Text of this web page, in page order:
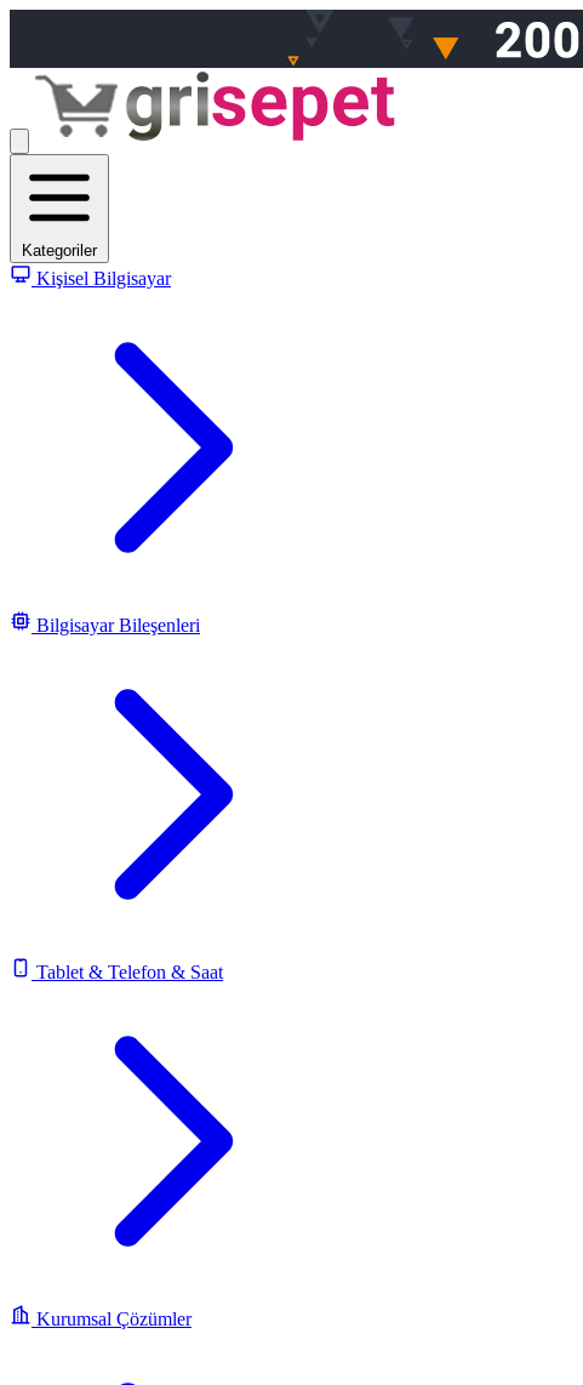
Kategoriler
Kişisel Bilgisayar
Bilgisayar Bileşenleri
Tablet & Telefon & Saat
Kurumsal Çözümler